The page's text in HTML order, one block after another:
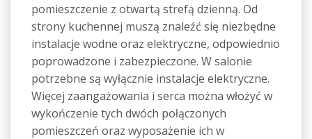
pomieszczenie z otwartą strefą dzienną. Od
strony kuchennej muszą znaleźć się niezbędne
instalacje wodne oraz elektryczne, odpowiednio
poprowadzone i zabezpieczone. W salonie
potrzebne są wyłącznie instalacje elektryczne.
Więcej zaangażowania i serca można włożyć w
wykończenie tych dwóch połączonych
pomieszczeń oraz wyposażenie ich w